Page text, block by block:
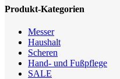
Produkt-Kategorien
Messer
Haushalt
Scheren
Hand- und Fußpflege
SALE